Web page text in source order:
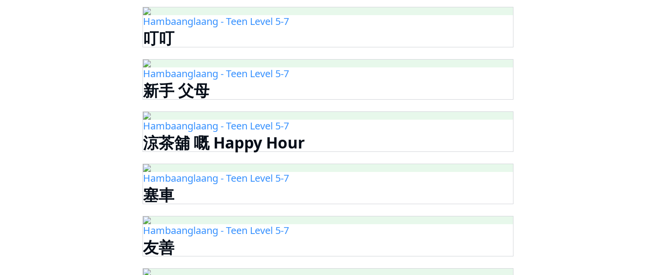
Hambaanglaang - Teen Level 5-7
叮叮
Hambaanglaang - Teen Level 5-7
新手 父母
Hambaanglaang - Teen Level 5-7
涼茶舖 嘅 Happy Hour
Hambaanglaang - Teen Level 5-7
塞車
Hambaanglaang - Teen Level 5-7
友善